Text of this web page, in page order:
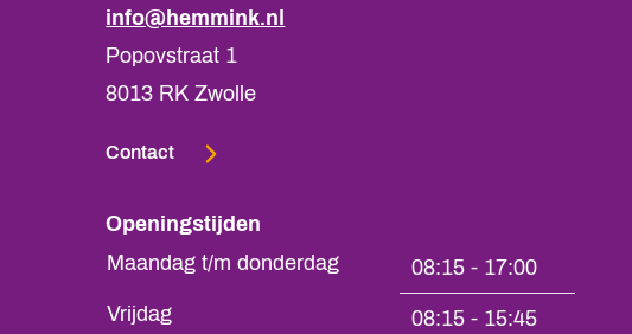
info@hemmink.nl
Popovstraat 1
8013 RK Zwolle
Contact
Openingstijden
Maandag t/m donderdag
08:15 - 17:00
Vrijdag
08:15 - 15:45